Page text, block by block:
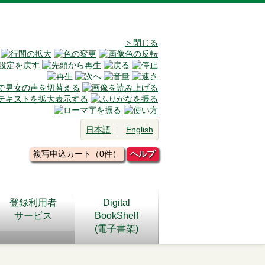
＞閉じる
日本語 English
複写申込カート（0件） ヘルプ
登録利用者
サービス
Digital
BookShelf
(電子書架)